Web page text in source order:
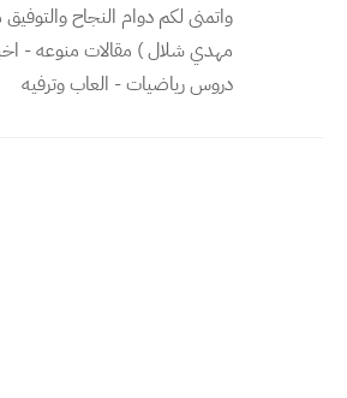
واتمنى لكم دوام النجاح
مهدي شلال ) مقالات منوعه -
دروس رياضيات - العاب وترفيه